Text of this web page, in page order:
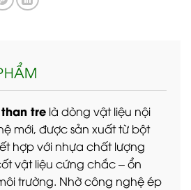
tre là dòng vật liệu nội
mới, được sản xuất từ bột
hợp với nhựa chất lượng
vật liệu cứng chắc – ổn
trường. Nhờ công nghệ ép